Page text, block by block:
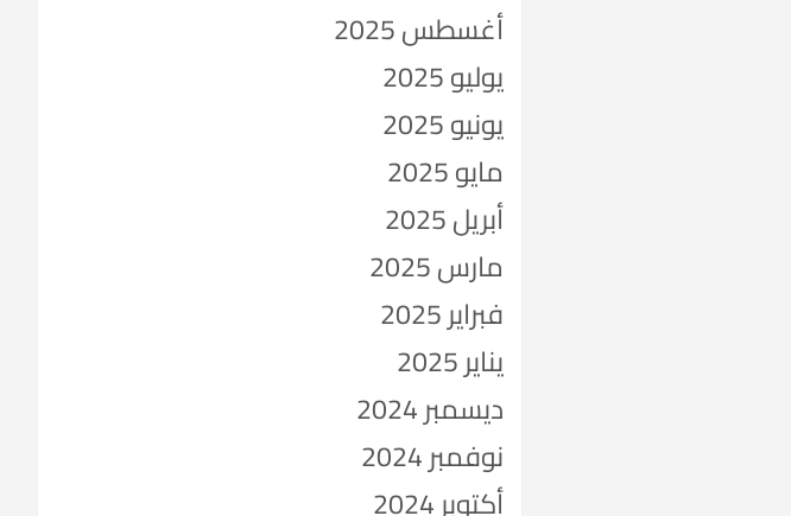
أغسطس 2025
يوليو 2025
يونيو 2025
مايو 2025
أبريل 2025
مارس 2025
فبراير 2025
يناير 2025
ديسمبر 2024
نوفمبر 2024
أكتوبر 2024